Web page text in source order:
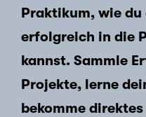
Praktikum, wie du
erfolgreich in die
kannst. Sammle
Projekte, lerne
bekomme